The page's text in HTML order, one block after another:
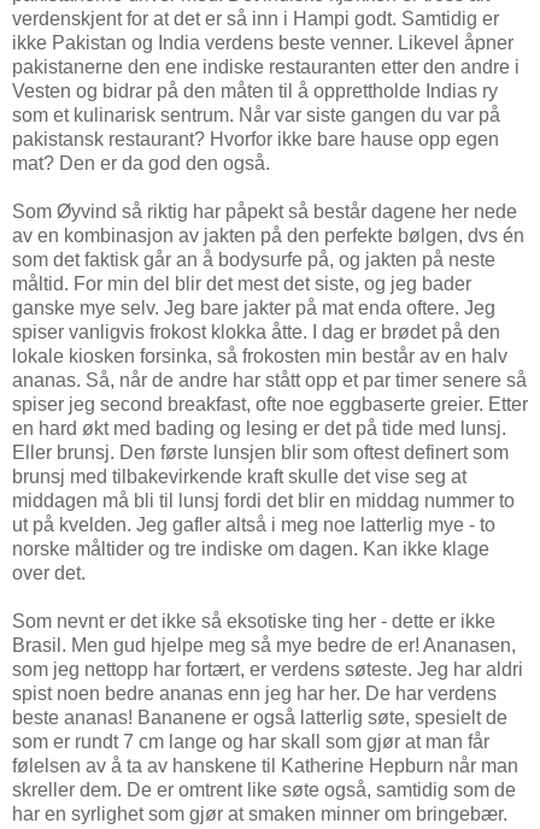
verdenskjent for at det er så inn i Hampi godt. Samtidig er
ikke Pakistan og India verdens beste venner. Likevel åpner
pakistanerne den ene indiske restauranten etter den andre i
Vesten og bidrar på den måten til å opprettholde Indias ry
som et kulinarisk sentrum. Når var siste gangen du var på
pakistansk restaurant? Hvorfor ikke bare hause opp egen
mat? Den er da god den også.
Som Øyvind så riktig har påpekt så består dagene her nede
av en kombinasjon av jakten på den perfekte bølgen, dvs én
som det faktisk går an å bodysurfe på, og jakten på neste
måltid. For min del blir det mest det siste, og jeg bader
ganske mye selv. Jeg bare jakter på mat enda oftere. Jeg
spiser vanligvis frokost klokka åtte. I dag er brødet på den
lokale kiosken forsinka, så frokosten min består av en halv
ananas. Så, når de andre har stått opp et par timer senere så
spiser jeg second breakfast, ofte noe eggbaserte greier. Etter
en hard økt med bading og lesing er det på tide med lunsj.
Eller brunsj. Den første lunsjen blir som oftest definert som
brunsj med tilbakevirkende kraft skulle det vise seg at
middagen må bli til lunsj fordi det blir en middag nummer to
ut på kvelden. Jeg gafler altså i meg noe latterlig mye - to
norske måltider og tre indiske om dagen. Kan ikke klage
over det.
Som nevnt er det ikke så eksotiske ting her - dette er ikke
Brasil. Men gud hjelpe meg så mye bedre de er! Ananasen,
som jeg nettopp har fortært, er verdens søteste. Jeg har aldri
spist noen bedre ananas enn jeg har her. De har verdens
beste ananas! Bananene er også latterlig søte, spesielt de
som er rundt 7 cm lange og har skall som gjør at man får
følelsen av å ta av hanskene til Katherine Hepburn når man
skreller dem. De er omtrent like søte også, samtidig som de
har en syrlighet som gjør at smaken minner om bringebær.